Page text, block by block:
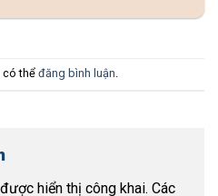
có thể đăng bình luận
hiển thị công khai. Các